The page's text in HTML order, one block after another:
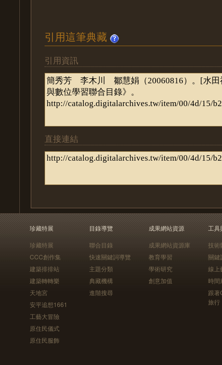
引用這筆典藏
引用資訊
直接連結
珍藏特展
珍藏特展
CCC創作集
建築排排站
建築轉轉樂
天地宮
安平追想1661
工藝大冒險
原住民儀式
原住民服飾
目錄導覽
聯合目錄
快速關鍵詞導覽
主題分類
典藏機構
進階搜尋
成果網站資源
成果網站資源庫
教育學習
學術研究
創意加值
工具
技術
關鍵
線上
時間
跟
旅行